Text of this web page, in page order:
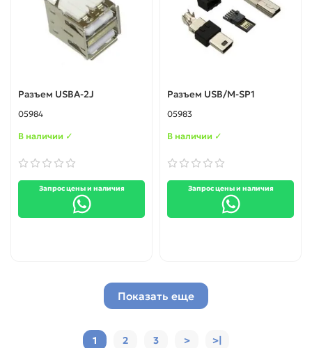
Разъем USBA-2J
05984
В наличии ✓
Запрос цены и наличия
Разъем USB/M-SP1
05983
В наличии ✓
Запрос цены и наличия
Показать еще
1 2 3 > >|